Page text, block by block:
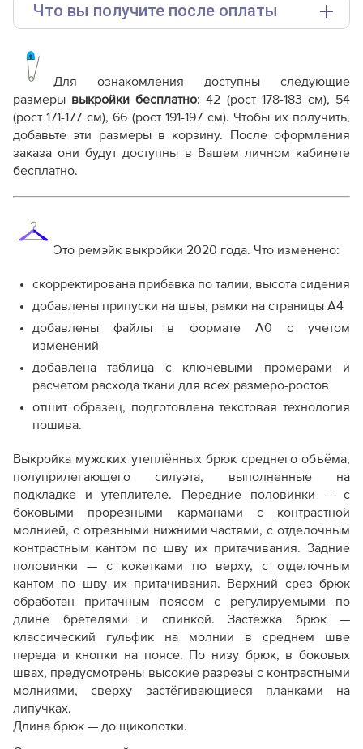
Что вы получите после оплаты
Выкройка PDF для печати на принтере A4 или
плоттере A0 с шириной печати 810мм в зависимости
от выбора формата
Дополнительные файлы:
Справочник - виды швов
Дополнение к технологии пошива
Как скорректировать готовую выкройку по росту
Для ознакомления доступны следующие
размеры выкройки бесплатно: 42 (рост 178-183 см), 54
(рост 171-177 см), 66 (рост 191-197 см). Чтобы их получить,
добавьте эти размеры в корзину. После оформления
заказа они будут доступны в Вашем личном кабинете
бесплатно.
Это ремэйк выкройки 2020 года. Что изменено:
скорректирована прибавка по талии, высота сидения
добавлены припуски на швы, рамки на страницы А4
добавлены файлы в формате А0 с учетом
изменений
добавлена таблица с ключевыми промерами и
расчетом расхода ткани для всех размеро-ростов
отшит образец, подготовлена текстовая технология
пошива.
Выкройка мужских утеплённых брюк среднего объёма,
полуприлегающего силуэта, выполненные на
подкладке и утеплителе. Передние половинки — с
боковыми прорезными карманами с контрастной
молнией, с отрезными нижними частями, с отделочным
контрастным кантом по шву их притачивания. Задние
половинки — с кокетками по верху, с отделочным
кантом по шву их притачивания. Верхний срез брюк
обработан притачным поясом с регулируемыми по
длине бретелями и спинкой. Застёжка брюк —
классический гульфик на молнии в среднем шве
переда и кнопки на поясе. По низу брюк, в боковых
швах, предусмотрены высокие разрезы с контрастными
молниями, сверху застёгивающиеся планками на
липучках.
Длина брюк — до щиколотки.